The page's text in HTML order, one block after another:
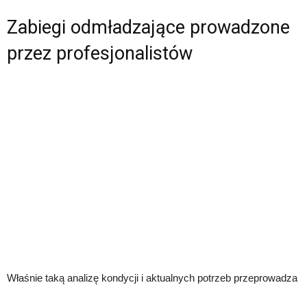
Zabiegi odmładzające prowadzone
przez profesjonalistów
Właśnie taką analizę kondycji i aktualnych potrzeb przeprowadza